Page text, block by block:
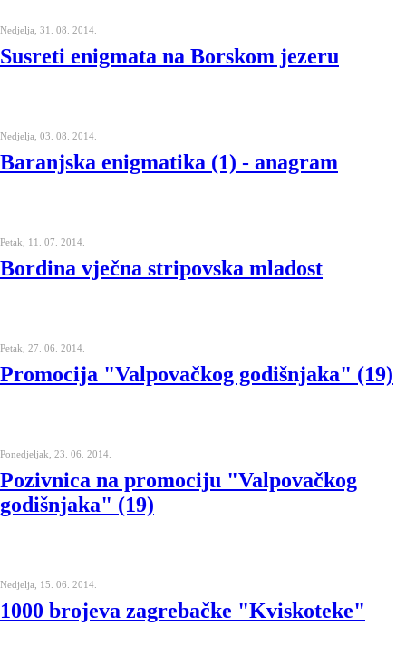
Nedjelja, 31. 08. 2014.
Susreti enigmata na Borskom jezeru
Nedjelja, 03. 08. 2014.
Baranjska enigmatika (1) - anagram
Petak, 11. 07. 2014.
Bordina vječna stripovska mladost
Petak, 27. 06. 2014.
Promocija "Valpovačkog godišnjaka" (19)
Ponedjeljak, 23. 06. 2014.
Pozivnica na promociju "Valpovačkog
godišnjaka" (19)
Nedjelja, 15. 06. 2014.
1000 brojeva zagrebačke "Kviskoteke"